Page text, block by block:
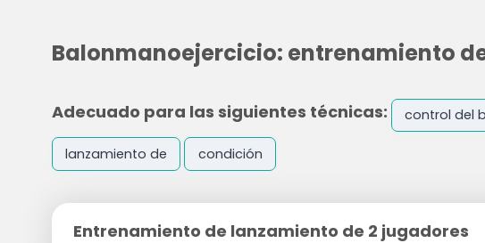
Balonmanoejercicio: entrenamiento
Adecuado para las siguientes técnicas: control del
lanzamiento de condición
Entrenamiento de lanzamiento de 2 jugadores